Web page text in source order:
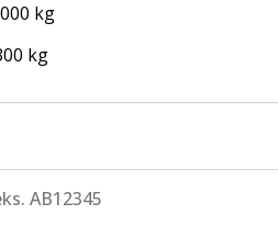
om feil i annonse
kg
kg